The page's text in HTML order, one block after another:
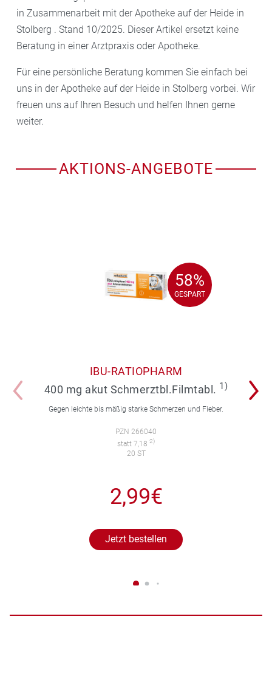
in Zusammenarbeit mit der Apotheke auf der Heide in
Stolberg . Stand 10/2025. Dieser Artikel ersetzt keine
Beratung in einer Arztpraxis oder Apotheke.
Für eine persönliche Beratung kommen Sie einfach bei
uns in der Apotheke auf der Heide in Stolberg vorbei. Wir
freuen uns auf Ihren Besuch und helfen Ihnen gerne
weiter.
AKTIONS-ANGEBOTE
58%
GESPART
58%
GESPART
IBU-RATIOPHARM
400 mg akut Schmerztbl.Filmtabl. 1)
Gegen leichte bis mäßig starke Schmerzen und Fieber.
PZN 266040
statt 7,18 2)
20 ST
2,99€
Jetzt bestellen